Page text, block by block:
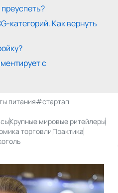
категорий. Как вернуть
с
питания#стартап
Крупные мировые ритейлеры
торговлиПрактика